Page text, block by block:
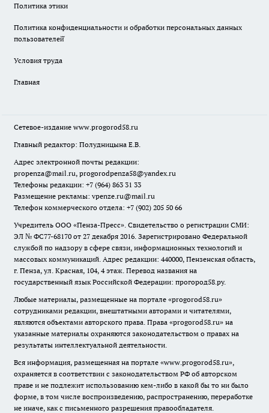
Политика этики
Политика конфиденциальности и обработки персональных данных
пользователей̆
Условия труда
Главная
Сетевое-издание www.progorod58.ru
Главный редактор: Полудницына Е.В.
Адрес электронной почты редакции:
propenza@mail.ru, progorodpenza58@yandex.ru
Телефоны редакции: +7 (964) 863 31 33
Размещение рекламы: vpenze.ru@mail.ru
Телефон коммерческого отдела: +7 (902) 205 50 66
Учредитель ООО «Пенза-Пресс». Свидетельство о регистрации СМИ:
ЭЛ № ФС77-68170 от 27 декабря 2016. Зарегистрировано Федеральной
службой по надзору в сфере связи, информационных технологий и
массовых коммуникаций. Адрес редакции: 440000, Пензенская область,
г. Пенза, ул. Красная, 104, 4 этаж. Перевод названия на
государственный язык Российской Федерации: прогород58.ру.
Любые материалы, размещенные на портале «progorod58.ru»
сотрудниками редакции, внештатными авторами и читателями,
являются объектами авторского права. Права «progorod58.ru» на
указанные материалы охраняются законодательством о правах на
результаты интеллектуальной деятельности.
Вся информация, размещенная на портале «www.progorod58.ru»,
охраняется в соответствии с законодательством РФ об авторском
праве и не подлежит использованию кем-либо в какой бы то ни было
форме, в том числе воспроизведению, распространению, переработке
не иначе, как с письменного разрешения правообладателя.